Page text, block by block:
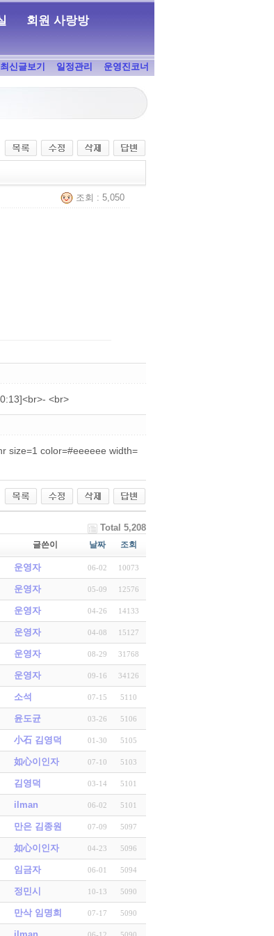
회원 사랑방
최신글보기 일정관리 운영진코너
조회 : 5,050
<br>
size=1 color=#eeeeee width=
Total 5,208
글쓴이 날짜 조회
운영자 06-02 10073
운영자 05-09 12576
운영자 04-26 14133
운영자 04-08 15127
운영자 08-29 31768
운영자 09-16 34126
소석 07-15 5110
윤도균 03-26 5106
小石 김영덕 01-30 5105
如心이인자 07-10 5103
김영덕 03-14 5101
ilman 06-02 5101
만은 김종원 07-09 5097
如心이인자 04-23 5096
임금자 06-01 5094
정민시 10-13 5090
만삭 임명희 07-17 5090